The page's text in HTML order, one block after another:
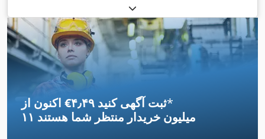
اکنون از ‎€۴٫۴۹ ثبت آگهی کنید*
۱۱ میلیون خریدار منتظر شما هستند